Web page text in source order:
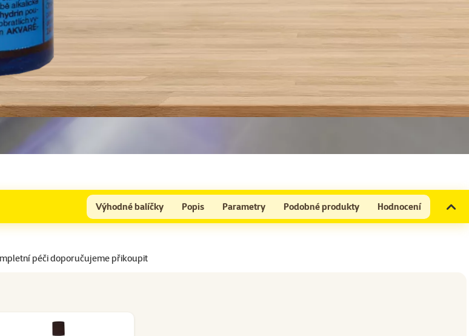
Výhodné balíčky Popis Parametry Podobné produkty Hodnocení
péči doporučujeme přikoupit